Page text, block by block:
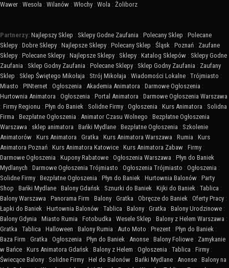
Wawer : Wesoła : Wilanów : Włochy : Wola : Żoliborz
Partnerzy: Najlepszy Sklep : Sklepy Godne Zaufania : Polecany Sklep : Polecane
Sklepy : Dobre Sklepy : Najlepsze Sklepy : Polecany Sklep : Śląsk : Poznań : Zaufane
Sklepy : Polecane Sklepy : Najlepsze Sklepy : Sklepy : Katalog Sklepów : Sklepy Godne
Zaufania : Sklep Godny Zaufania : Polecane Sklepy : Sklep Godny Zaufania : Zaufany
Sklep : Sklep Świętego Mikołaja : Strój Mikołaja : Wiadomości Lokalne : Trójmiasto :
Miasto : PINternet : Ogłoszenia : Akademia Animatora : Darmowe Ogłoszenia :
Hurtownia Animatora : Ogłoszenia : Portal Animatora : Darmowe Ogłoszenia Warszawa
: Firmy Regionu : Płyn do Baniek : Solidne Firmy : Ogłoszenia : Kurs Animatora : Solidna
Firma : Bezpłatne Ogłoszenia : Animator Czasu Wolnego : Bezpłatne Ogłoszenia
Warszawa : sklep animatora : Bańki Mydlane : Bezpłatne Ogłoszenia : Szkolenie
Animatorów : Kurs Animatora : Gratka : Kurs Animatora Warszawa : Rumia : Kurs
Animatora Poznań : Kurs Animatora Katowice : Kurs Animatora Zabaw : Firmy :
Darmowe Ogłoszenia : Kupony Rabatowe : Ogłoszenia Warszawa : Płyn do Baniek
Mydlanych : Darmowe Ogłoszenia Trójmiasto : Ogłoszenia Trójmiasto : Ogłoszenia :
Solidne Firmy : Bezpłatne Ogłoszenia : Płyn do Baniek : Hurtownia Balonów : Party
Shop : Bańki Mydlane : Balony Gdańsk : Sznurki do Baniek : Kijki do Baniek : Tablica :
Balony Warszawa : Panorama Firm : Balony : Gratka : Obręcze do Baniek : Oferty Pracy :
Łapki do Baniek : Hurtownia Balonów : Tablica : Balony : Gratka : Balony Urodzinowe :
Balony Gdynia : Miasto Rumia : Fotobudka : Wesele Sklep : Balony z Helem Warszawa :
Gratka : Tablica : Halloween : Balony Rumia : Auto Moto : Prezent : Płyn do Baniek :
Baza Firm : Gratka : Ogłoszenia : Płyn do Baniek : Anonse : Balony Foliowe : Zamykanie
w Bańce : Kurs Animatora Gdańsk : Balony z Helem : Ogłoszenia : Tablica : Firmy :
Świecące Balony : Solidne Firmy : Hel do Balonów : Bańki Mydlane : Anonse : Balony na